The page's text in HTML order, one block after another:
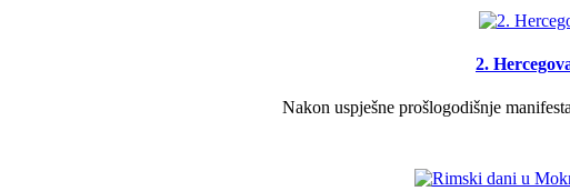
2.
Nakon uspješne prošlogodišnje